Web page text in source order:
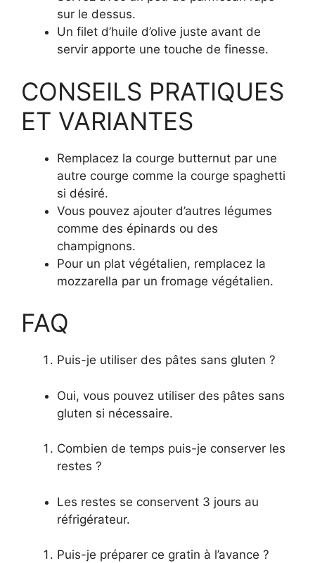
sur le dessus.
Un filet d’huile d’olive juste avant de
servir apporte une touche de finesse.
CONSEILS PRATIQUES
ET VARIANTES
Remplacez la courge butternut par une
autre courge comme la courge spaghetti
si désiré.
Vous pouvez ajouter d’autres légumes
comme des épinards ou des
champignons.
Pour un plat végétalien, remplacez la
mozzarella par un fromage végétalien.
FAQ
Puis-je utiliser des pâtes sans gluten ?
Oui, vous pouvez utiliser des pâtes sans
gluten si nécessaire.
Combien de temps puis-je conserver les
restes ?
Les restes se conservent 3 jours au
réfrigérateur.
Puis-je préparer ce gratin à l’avance ?